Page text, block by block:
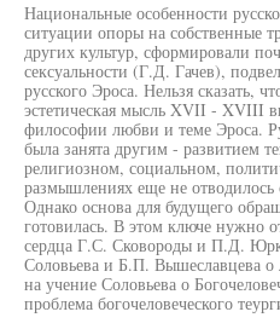
Национальные особенности
ситуации опоры на собственные
других культур, сформировали
сексуальности (Г.Д. Гачев),
русского Эроса. Нельзя сказать,
эстетическая мысль XVII - XVIII
философии любви и теме Эроса.
была занята другим - развитием
религиозном, социальном,
размышлениях еще не отводилось
Однако основа для будущего
готовилась. В этом ключе нужно
сердца Г.С. Сковороды и П.Д.
Соловьева и Б.П. Вышеславцева
на учение Соловьева о
проблема богочеловеческого